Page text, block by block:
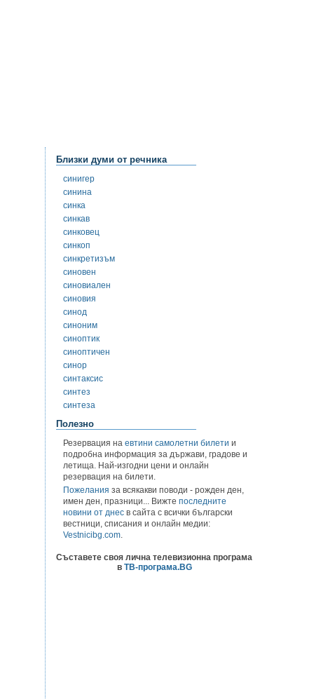
Близки думи от речника
синигер
синина
синка
синкав
синковец
синкоп
синкретизъм
синовен
синовиален
синовия
синод
синоним
синоптик
синоптичен
синор
синтаксис
синтез
синтеза
Полезно
Резервация на евтини самолетни билети и
подробна информация за държави, градове и
летища. Най-изгодни цени и онлайн
резервация на билети.
Пожелания за всякакви поводи - рожден ден,
имен ден, празници... Вижте последните
новини от днес в сайта с всички български
вестници, списания и онлайн медии:
Vestnicibg.com.
Съставете своя лична телевизионна програма
в ТВ-програма.BG